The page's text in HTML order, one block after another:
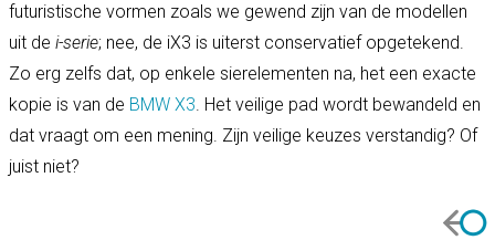
futuristische vormen zoals we gewend zijn van de modellen
uit de i-serie; nee, de iX3 is uiterst conservatief opgetekend.
Zo erg zelfs dat, op enkele sierelementen na, het een exacte
kopie is van de BMW X3. Het veilige pad wordt bewandeld en
dat vraagt om een mening. Zijn veilige keuzes verstandig? Of
juist niet?